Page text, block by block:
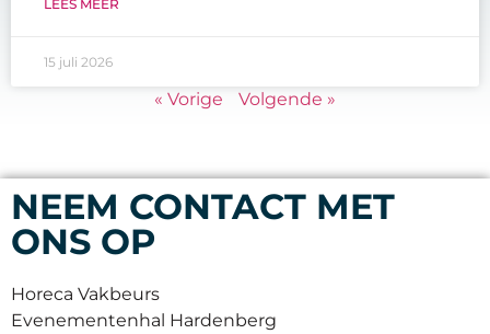
LEES MEER
15 juli 2026
« Vorige Volgende »
NEEM CONTACT MET
ONS OP
Horeca Vakbeurs
Evenementenhal Hardenberg